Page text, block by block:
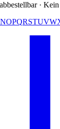
·
NOPQRSTUVW